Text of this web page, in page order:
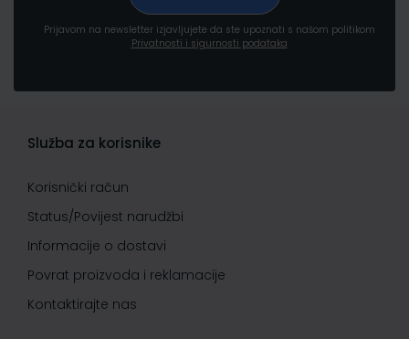
Prijavom na newsletter izjavljujete da ste upoznati s našom politikom
Privatnosti i sigurnosti podataka
Služba za korisnike
Korisnički račun
Status/Povijest narudžbi
Informacije o dostavi
Povrat proizvoda i reklamacije
Kontaktirajte nas